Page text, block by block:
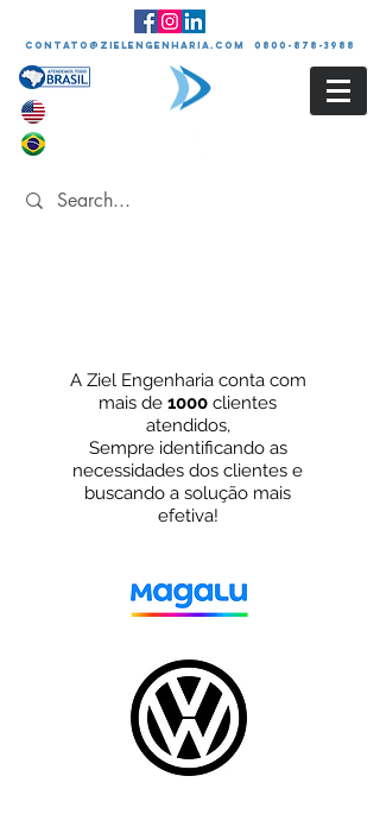
contato@zielengenharia.com 0800-878-3988
A Ziel Engenharia conta com
mais de 1000 clientes
atendidos,
Sempre identificando as
necessidades dos clientes e
buscando a solução mais
efetiva!